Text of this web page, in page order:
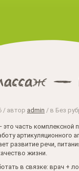
—
/ автор admin / в Без
часть комплексной
артикуляционного
развитие речи,
жизни.
в связке: врач +